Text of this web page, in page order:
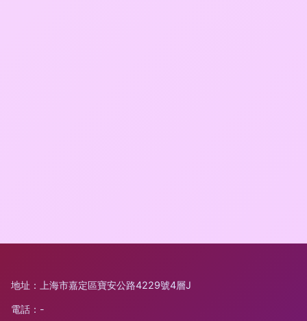
地址：上海市嘉定區寶安公路4229號4層J
電話：-